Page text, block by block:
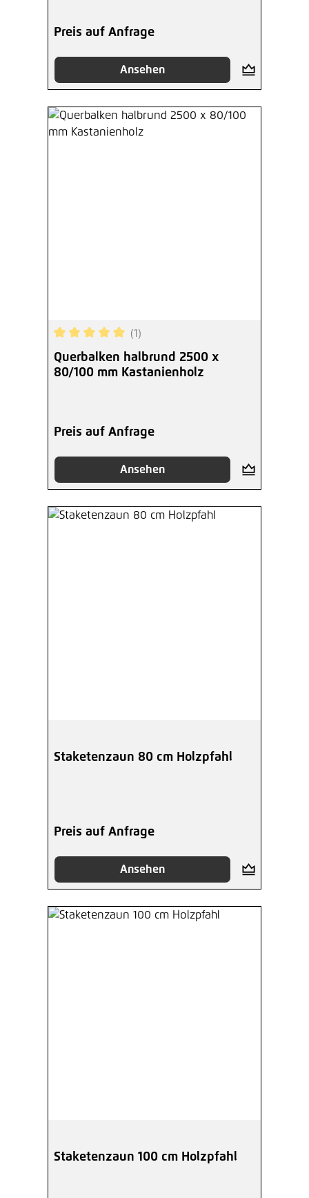
Preis auf Anfrage
Ansehen
Durchschnittliche Bewertung von 5 von 5
(1)
Querbalken halbrund 2500 x
80/100 mm Kastanienholz
Preis auf Anfrage
Ansehen
Staketenzaun 80 cm Holzpfahl
Preis auf Anfrage
Ansehen
Staketenzaun 100 cm Holzpfahl